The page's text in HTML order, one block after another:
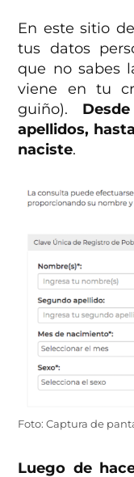
En este sitio
tus datos
que no sabes
viene en tu
guiño).
apellidos,
naciste.
Foto: Captura de
Luego de